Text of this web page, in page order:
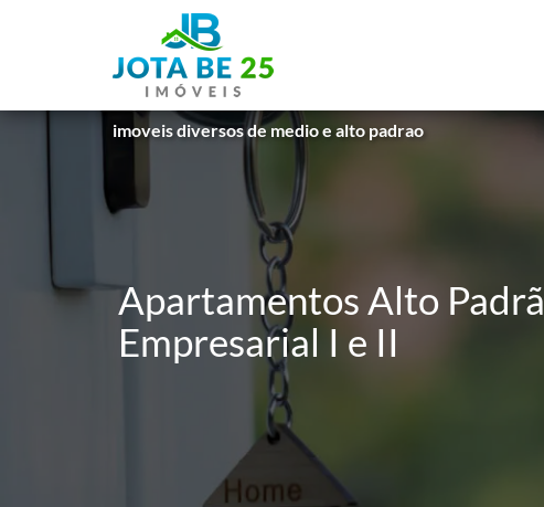
imoveis diversos de medio e alto padrao
Apartamentos Alto
Empresarial I e II